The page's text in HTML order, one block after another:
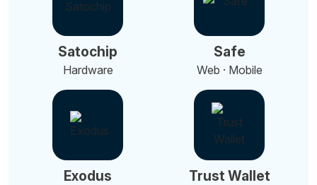
Satochip
Hardware
Safe
Web · Mobile
Exodus Trust Wallet